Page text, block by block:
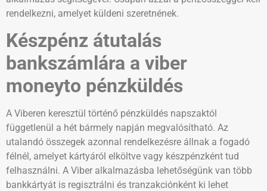
rendelkezni, amelyet küldeni szeretnének.
Készpénz átutalás
bankszámlára a viber
moneyto pénzküldés
A Viberen keresztül történő pénzküldés napszaktól
függetlenül a hét bármely napján megvalósítható. Az
utalandó összegek azonnal rendelkezésre állnak a fogadó
félnél, amelyet kártyáról elköltve vagy készpénzként tud
felhasználni. A Viber alkalmazásba lehetőségünk van több
bankkártyát is regisztrálni és tranzakciónként ki lehet